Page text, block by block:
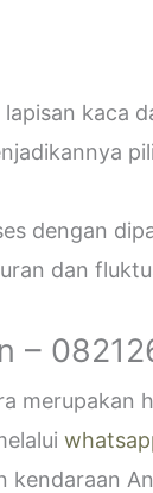
kaca
dengan
dan
–
merupakan
kendaraan